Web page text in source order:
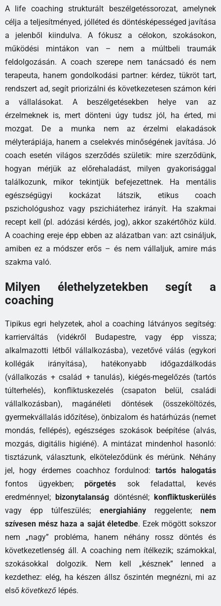
A life coaching strukturált beszélgetéssorozat, amelynek
célja a teljesítményed, jólléted és döntésképességed javítása
a jelenből kiindulva. A fókusz a célokon, szokásokon,
működési mintákon van – nem a múltbeli traumák
feldolgozásán. A coach szerepe nem tanácsadó és nem
terapeuta, hanem gondolkodási partner: kérdez, tükröt tart,
rendszert ad, segít priorizálni és következetesen számon kéri
a vállalásokat. A beszélgetésekben helye van az
érzelmeknek is, mert dönteni úgy tudsz jól, ha érted, mi
mozgat. De a munka nem az érzelmi elakadások
mélyterápiája, hanem a cselekvés minőségének javítása. Jó
coach esetén világos szerződés születik: mire szerződünk,
hogyan mérjük az előrehaladást, milyen gyakorisággal
találkozunk, mikor tekintjük befejezettnek. Ha mentális
egészségügyi kockázat látszik, etikus coach
pszichológushoz vagy pszichiáterhez irányít. Ha szakmai
recept kell (pl. adózási kérdés, jog), akkor szakértőhöz küld.
A coaching ereje épp ebben az alázatban van: azt csináljuk,
amiben ez a módszer erős – és nem vállaljuk, amire más
szakma való.
Milyen élethelyzetekben segít a
coaching
Tipikus egri helyzetek, ahol a coaching látványos segítség:
karrierváltás (vidékről Budapestre, vagy épp vissza;
alkalmazotti létből vállalkozásba), vezetővé válás (egykori
kollégák irányítása), hatékonyabb időgazdálkodás
(vállalkozás + család + tanulás), kiégés-megelőzés (tartós
túlterhelés), konfliktuskezelés (csapaton belül, családi
vállalkozásban), magánéleti döntések (összeköltözés,
gyermekvállalás időzítése), önbizalom és határhúzás (nemet
mondás, fellépés), egészséges szokások beépítése (alvás,
mozgás, digitális higiéné). A mintázat mindenhol hasonló:
tisztázunk, választunk, elköteleződünk és mérünk. Néhány
jel, hogy érdemes coachhoz fordulnod:tartós halogatás
fontos ügyekben;pörgetés sok feladattal, kevés
eredménnyel;bizonytalanság döntésnél;konfliktuskerülés
vagy épp túlfeszülés; energiahiányreggelente;nem
szívesen mész haza a saját életedbe. Ezek mögött sokszor
nem „nagy” probléma, hanem néhány rossz döntés és
következetlenség áll. A coaching nem ítélkezik; számokkal,
szokásokkal dolgozik. Nem kell „késznek” lenned a
kezdethez: elég, ha készen állsz őszintén megnézni, mi az
első következő lépés.